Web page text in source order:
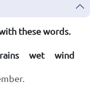
these words.
wet wind